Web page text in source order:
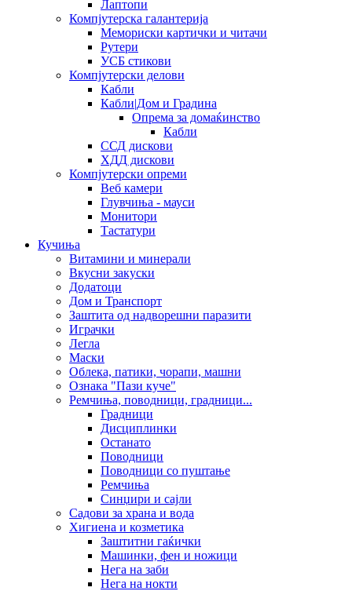
Лаптопи
Компјутерска галантерија
Мемориски картички и читачи
Рутери
УСБ стикови
Компјутерски делови
Кабли
Кабли|Дом и Градина
Опрема за домаќинство
Кабли
ССД дискови
ХДД дискови
Компјутерски опреми
Веб камери
Глувчиња - мауси
Монитори
Тастатури
Кучиња
Витамини и минерали
Вкусни закуски
Додатоци
Дом и Транспорт
Заштита од надворешни паразити
Играчки
Легла
Маски
Облека, патики, чорапи, машни
Ознака "Пази куче"
Ремчиња, поводници, градници...
Градници
Дисциплинки
Останато
Поводници
Поводници со пуштање
Ремчиња
Синџири и сајли
Садови за храна и вода
Хигиена и козметика
Заштитни гаќички
Машинки, фен и ножици
Нега на заби
Нега на нокти